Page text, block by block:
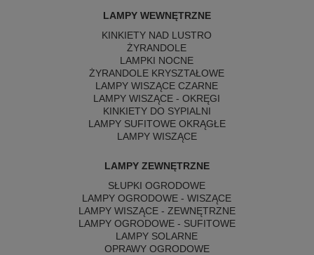
LAMPY WEWNĘTRZNE
KINKIETY NAD LUSTRO
ŻYRANDOLE
LAMPKI NOCNE
ŻYRANDOLE KRYSZTAŁOWE
LAMPY WISZĄCE CZARNE
LAMPY WISZĄCE - OKRĘGI
KINKIETY DO SYPIALNI
LAMPY SUFITOWE OKRĄGŁE
LAMPY WISZĄCE
LAMPY ZEWNĘTRZNE
SŁUPKI OGRODOWE
LAMPY OGRODOWE - WISZĄCE
LAMPY WISZĄCE - ZEWNĘTRZNE
LAMPY OGRODOWE - SUFITOWE
LAMPY SOLARNE
OPRAWY OGRODOWE